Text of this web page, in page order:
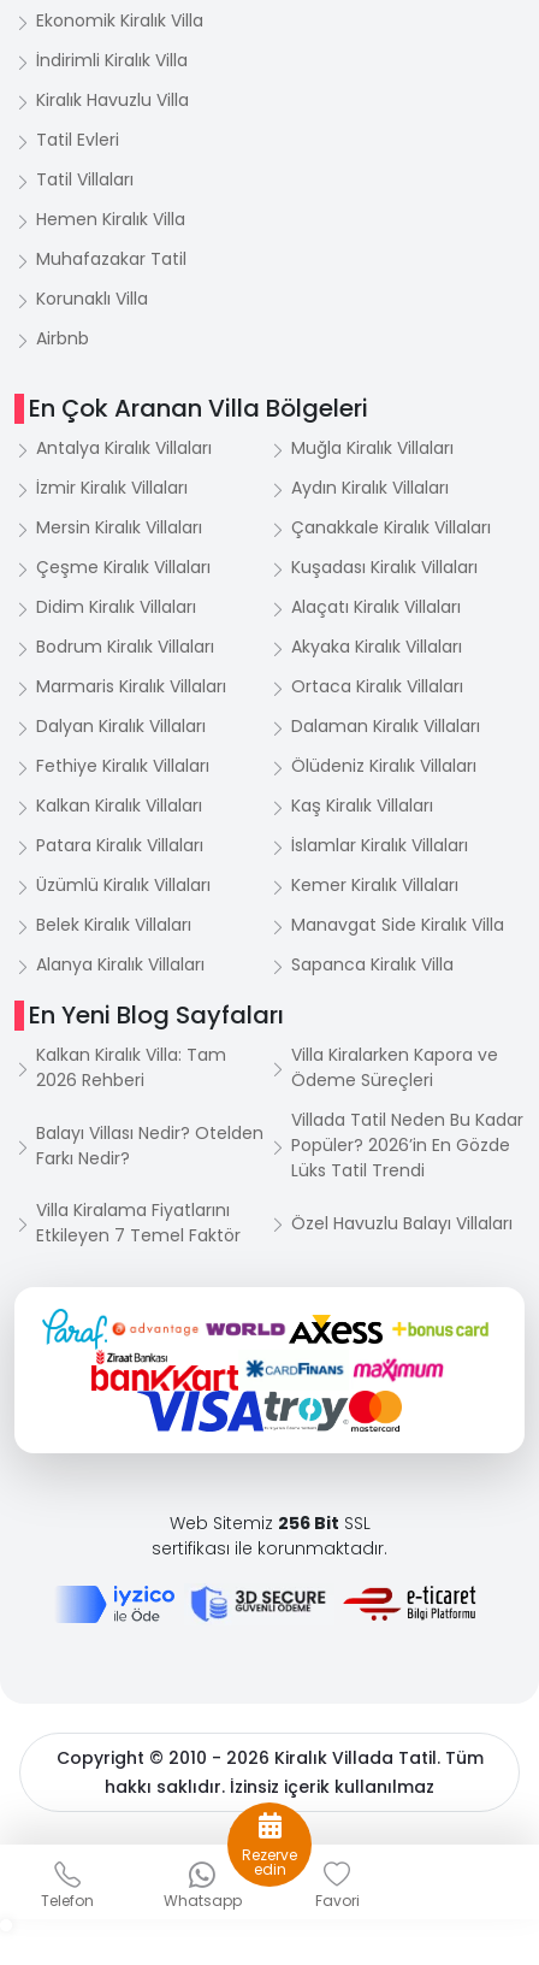
Ekonomik Kiralık Villa
İndirimli Kiralık Villa
Kiralık Havuzlu Villa
Tatil Evleri
Tatil Villaları
Hemen Kiralık Villa
Muhafazakar Tatil
Korunaklı Villa
Airbnb
En Çok Aranan Villa Bölgeleri
Antalya Kiralık Villaları
Muğla Kiralık Villaları
İzmir Kiralık Villaları
Aydın Kiralık Villaları
Mersin Kiralık Villaları
Çanakkale Kiralık Villaları
Çeşme Kiralık Villaları
Kuşadası Kiralık Villaları
Didim Kiralık Villaları
Alaçatı Kiralık Villaları
Bodrum Kiralık Villaları
Akyaka Kiralık Villaları
Marmaris Kiralık Villaları
Ortaca Kiralık Villaları
Dalyan Kiralık Villaları
Dalaman Kiralık Villaları
Fethiye Kiralık Villaları
Ölüdeniz Kiralık Villaları
Kalkan Kiralık Villaları
Kaş Kiralık Villaları
Patara Kiralık Villaları
İslamlar Kiralık Villaları
Üzümlü Kiralık Villaları
Kemer Kiralık Villaları
Belek Kiralık Villaları
Manavgat Side Kiralık Villa
Alanya Kiralık Villaları
Sapanca Kiralık Villa
En Yeni Blog Sayfaları
Kalkan Kiralık Villa: Tam
2026 Rehberi
Villa Kiralarken Kapora ve
Ödeme Süreçleri
Balayı Villası Nedir? Otelden
Farkı Nedir?
Villada Tatil Neden Bu Kadar
Popüler? 2026’in En Gözde
Lüks Tatil Trendi
Villa Kiralama Fiyatlarını
Etkileyen 7 Temel Faktör
Özel Havuzlu Balayı Villaları
Web Sitemiz 256 Bit SSL
sertifikası ile korunmaktadır.
Copyright © 2010 - 2026 Kiralık Villada Tatil. Tüm
hakkı saklıdır. İzinsiz içerik kullanılmaz
BöcekSoft
Telefon Whatsapp
Rezerve
edin
Favori
Sizlere daha iyi bir hizmet sunabilmek için çerezler
kullanıyoruz. Detaylı bilgiler içinçerez politikamızı
Verilerin Korunmasıhakkında açıklama metnimizi inceleyin.